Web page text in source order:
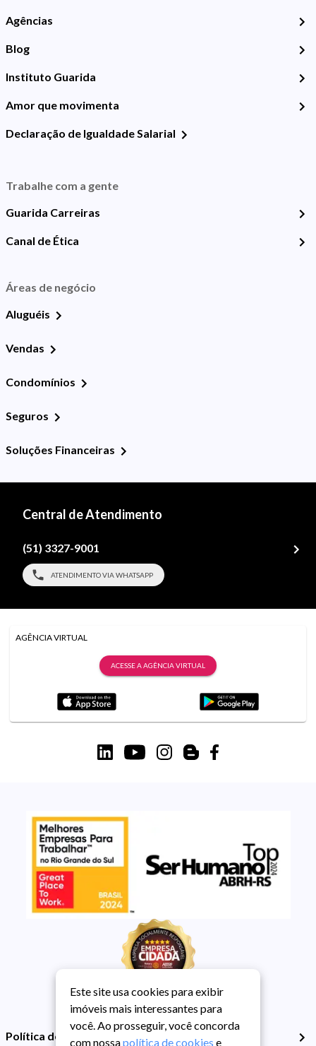
Agências
Blog
Instituto Guarida
Amor que movimenta
Declaração de Igualdade Salarial
Trabalhe com a gente
Guarida Carreiras
Canal de Ética
Áreas de negócio
Aluguéis
Vendas
Condomínios
Seguros
Soluções Financeiras
Central de Atendimento
(51) 3327-9001
ATENDIMENTO VIA WHATSAPP
AGÊNCIA VIRTUAL
ACESSE A AGÊNCIA VIRTUAL
Política de Privacidade
Este site usa cookies para exibir
imóveis mais interessantes para
você. Ao prosseguir, você concorda
com nossapolítica de cookies e